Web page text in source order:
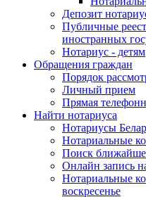
Депозит
Публичные
иностранных
Нотариус - детям
Обращения граждан
Порядок
Личный прием
Прямая
Найти нотариуса
Нотариусы
Нотариальные
Поиск
Онлайн запись
Нотариальные
воскресенье